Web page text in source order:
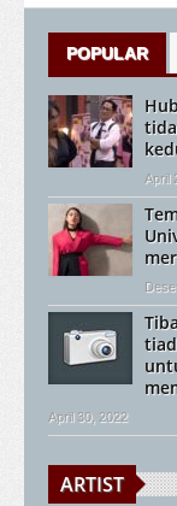
POPULAR
April
April 30, 2022
ARTIST